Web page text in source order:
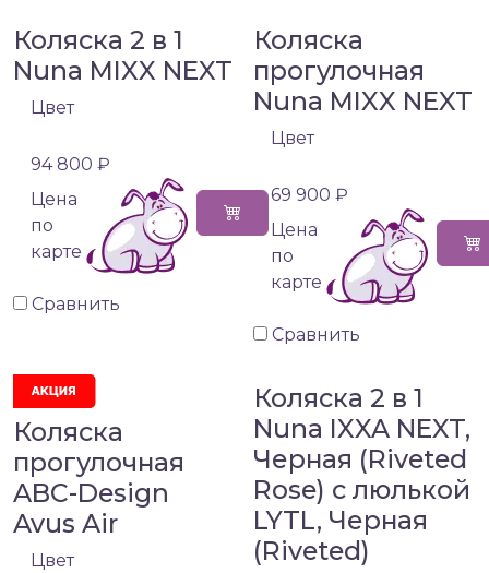
Коляска 2 в 1
Nuna MIXX NEXT
Цвет
94 800 ₽
Цена
по
карте
Сравнить
Коляска
прогулочная
Nuna MIXX NEXT
Цвет
69 900 ₽
Цена
по
карте
Сравнить
Коляска
прогулочная
ABC-Design
Avus Air
Цвет
Коляска 2 в 1
Nuna IXXA NEXT,
Черная (Riveted
Rose) с люлькой
LYTL, Черная
(Riveted)